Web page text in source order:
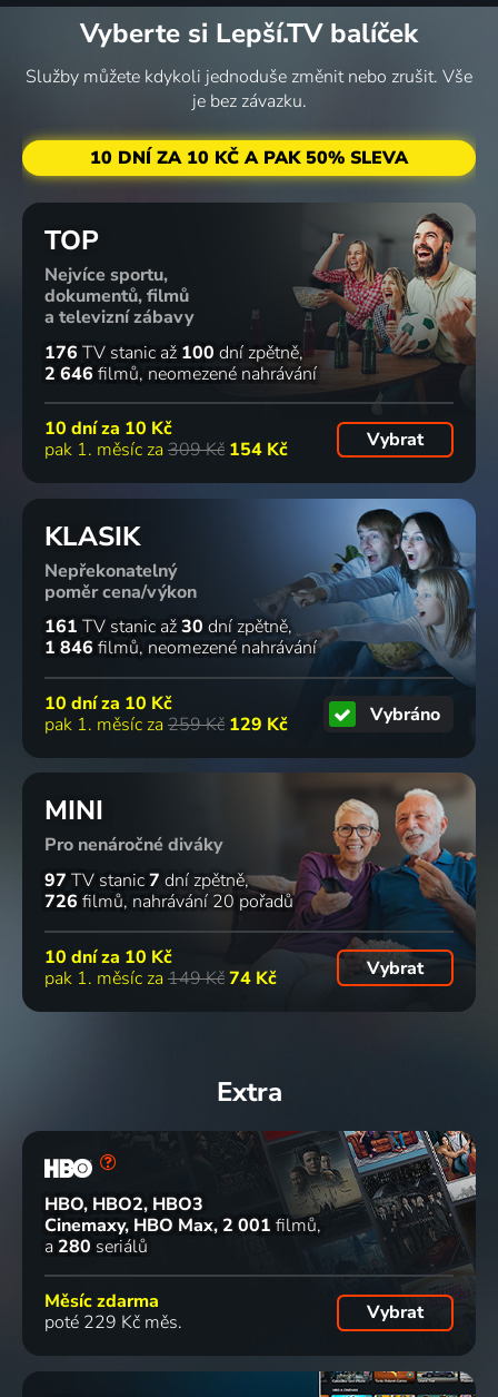
Vyberte si Lepší.TV balíček
Služby můžete kdykoli jednoduše změnit nebo zrušit. Vše
je bez závazku.
10 DNÍ ZA 10 KČ A PAK 50% SLEVA
TOP
Nejvíce sportu,
dokumentů, filmů
a televizní zábavy
176 TV stanic až 100 dní zpětně
2 646 filmů neomezené nahrávání
10 dní za 10 Kč
pak 1. měsíc za 309 Kč 154 Kč Vybrat
KLASIK
Nepřekonatelný
poměr cena/výkon
161 TV stanic až30 dní zpětně
1 846 filmů neomezené nahrávání
10 dní za 10 Kč
pak 1. měsíc za 259 Kč 129 Kč Vybráno
MINI
Pro nenáročné diváky
97 TV stanic7 dní zpětně
726 filmů nahrávání 20 pořadů
10 dní za 10 Kč
pak 1. měsíc za 149 Kč74 Kč Vybrat
Extra
HBO, HBO2, HBO3
Cinemaxy, HBO Max 2 001 filmů
a 280 seriálů
Měsíc zdarma
poté 229 Kč měs.
Vybrat